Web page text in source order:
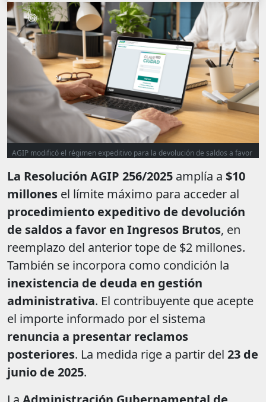
AGIP modificó el régimen expeditivo para la devolución de saldos a favor
La Resolución AGIP 256/2025 amplía a $10
millones el límite máximo para acceder al
procedimiento expeditivo de devolución
de saldos a favor en Ingresos Brutos, en
reemplazo del anterior tope de $2 millones.
También se incorpora como condición la
inexistencia de deuda en gestión
administrativa. El contribuyente que acepte
el importe informado por el sistema
renuncia a presentar reclamos
posteriores. La medida rige a partir del 23 de
junio de 2025.